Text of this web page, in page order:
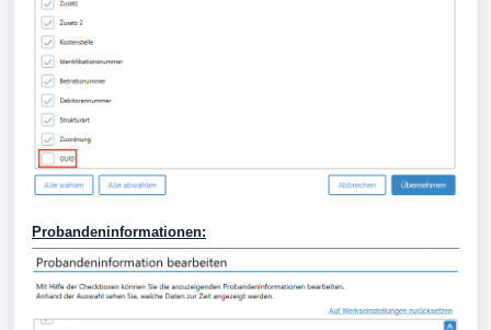
Probandeninformationen: